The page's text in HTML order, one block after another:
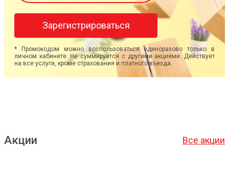
Зарегистрироваться
* Промокодом можно воспользоваться единоразово только в
личном кабинете. Не суммируется с другими акциями. Действует
на все услуги, кроме страхования и платного въезда.
Акции Все акции